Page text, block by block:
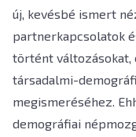
új, kevésbé ismert
partnerkapcsolatok
történt változásokat,
társadalmi-
megismeréséhez.
demográfiai